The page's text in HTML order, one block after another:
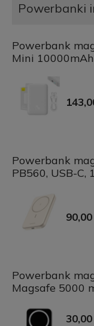
Powerbanki
Powerbank
Mini
Powerbank
PB560, USB-C,
90,00
Powerbank
Magsafe 5000
30,00